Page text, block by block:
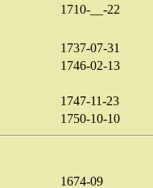
1710-__-22
1737-07-31
1746-02-13
1747-11-23
1750-10-10
1674-09